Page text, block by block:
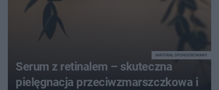
Serum z retinalem – skuteczna
pielęgnacja przeciwzmarszczkowa i
MATERIAŁ SPONSOROWANY